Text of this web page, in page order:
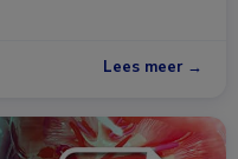
Lees meer →